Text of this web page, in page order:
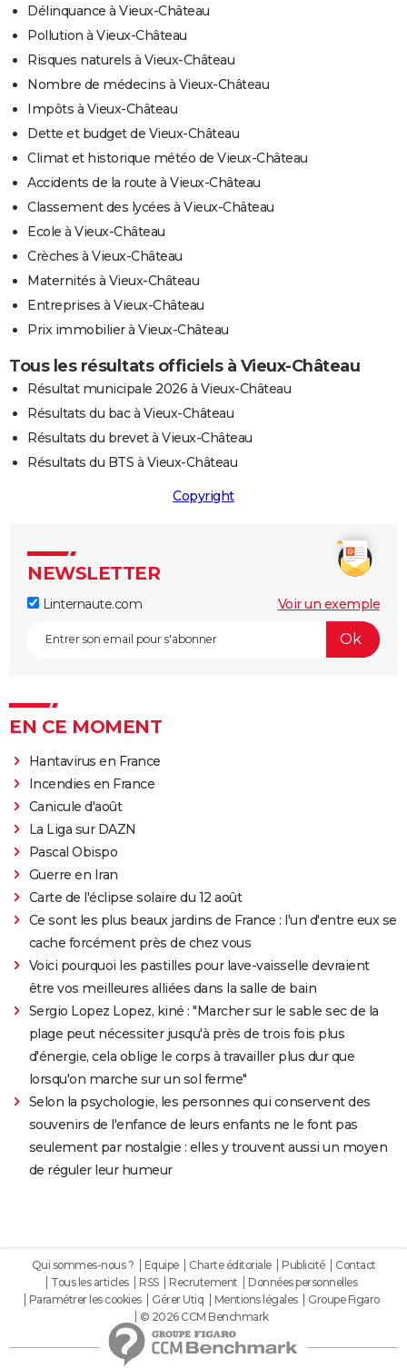
Délinquance à Vieux-Château
Pollution à Vieux-Château
Risques naturels à Vieux-Château
Nombre de médecins à Vieux-Château
Impôts à Vieux-Château
Dette et budget de Vieux-Château
Climat et historique météo de Vieux-Château
Accidents de la route à Vieux-Château
Classement des lycées à Vieux-Château
Ecole à Vieux-Château
Crèches à Vieux-Château
Maternités à Vieux-Château
Entreprises à Vieux-Château
Prix immobilier à Vieux-Château
Tous les résultats officiels à Vieux-Château
Résultat municipale 2026 à Vieux-Château
Résultats du bac à Vieux-Château
Résultats du brevet à Vieux-Château
Résultats du BTS à Vieux-Château
Copyright
NEWSLETTER
Linternaute.com Voir un exemple
EN CE MOMENT
Hantavirus en France
Incendies en France
Canicule d'août
La Liga sur DAZN
Pascal Obispo
Guerre en Iran
Carte de l'éclipse solaire du 12 août
Ce sont les plus beaux jardins de France : l'un d'entre eux se
cache forcément près de chez vous
Voici pourquoi les pastilles pour lave-vaisselle devraient
être vos meilleures alliées dans la salle de bain
Sergio Lopez Lopez, kiné : "Marcher sur le sable sec de la
plage peut nécessiter jusqu'à près de trois fois plus
d'énergie, cela oblige le corps à travailler plus dur que
lorsqu'on marche sur un sol ferme"
Selon la psychologie, les personnes qui conservent des
souvenirs de l'enfance de leurs enfants ne le font pas
seulement par nostalgie : elles y trouvent aussi un moyen
de réguler leur humeur
Qui sommes-nous ? Equipe Charte éditoriale Publicité
Contact
Tous les articles
RSS Recrutement
Données personnelles
Paramétrer les cookies
Gérer Utiq Mentions légales
Groupe Figaro
© 2026 CCM Benchmark